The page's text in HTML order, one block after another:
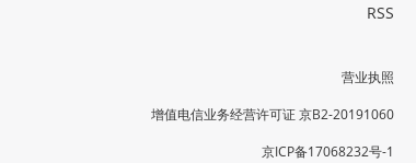
RSS
营业执照
增值电信业务经营许可证 京B2-20191060
京ICP备17068232号-1